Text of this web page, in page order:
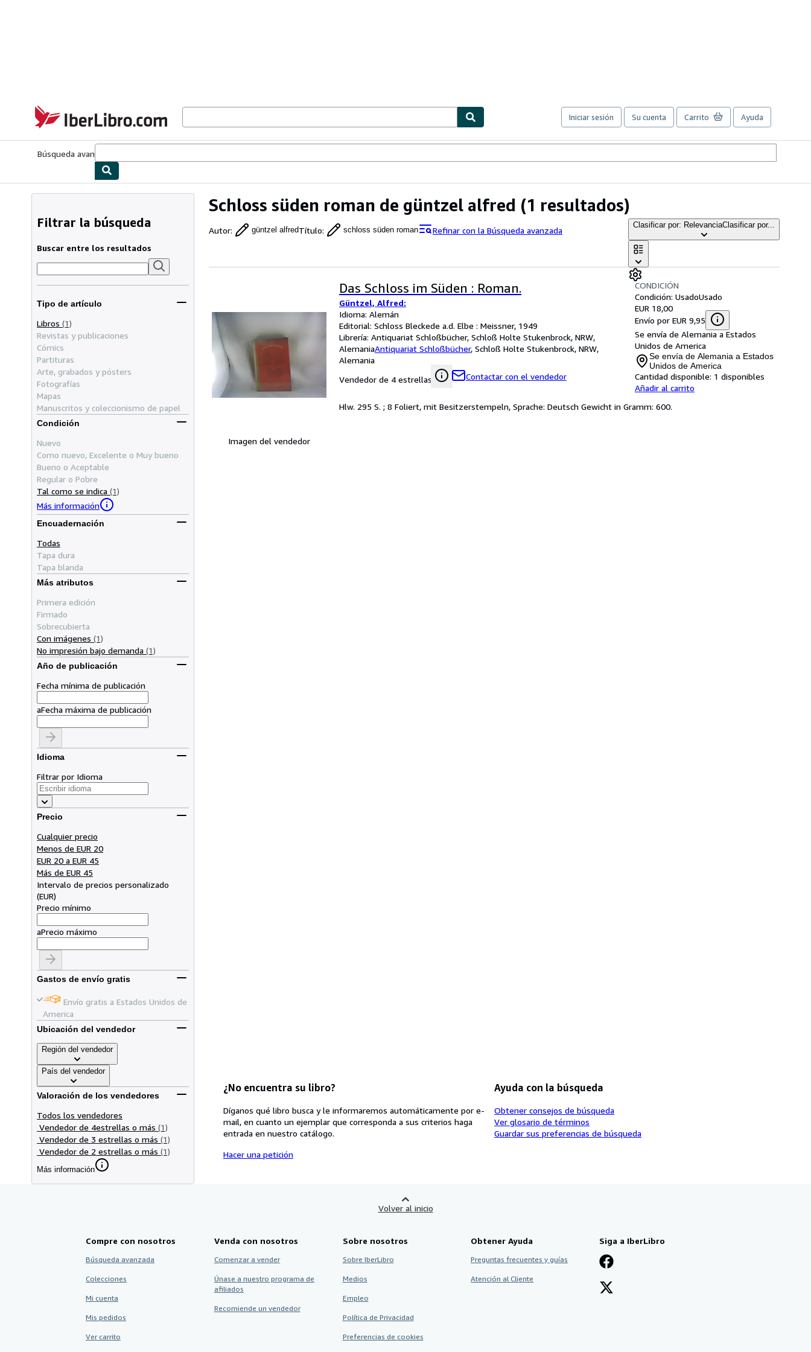
IberLibro.com
Iniciar sesión Su cuenta Carrito Ayuda
Búsqueda avanzada
Schloss süden roman de güntzel alfred (1 resultados)
Autor: güntzel alfredTítulo: schloss süden roman Refinar con la Búsqueda avanzada Clasificar por: RelevanciaClasificar por...
Filtrar la búsqueda
Buscar entre los resultados
Tipo de artículo
Libros (1)
Revistas y publicaciones
Cómics
Partituras
Arte, grabados y pósters
Fotografías
Mapas
Manuscritos y coleccionismo de papel
Condición
Nuevo
Como nuevo, Excelente o Muy bueno
Bueno o Aceptable
Regular o Pobre
Tal como se indica (1)
Más información
Encuadernación
Todas
Tapa dura
Tapa blanda
Más atributos
Primera edición
Firmado
Sobrecubierta
Con imágenes (1)
No impresión bajo demanda (1)
Año de publicación
Fecha mínima de publicación
aFecha máxima de publicación
Idioma
Filtrar por Idioma
Precio
Cualquier precio
Menos de EUR 20
EUR 20 a EUR 45
Más de EUR 45
Intervalo de precios personalizado
(EUR)
Precio mínimo
aPrecio máximo
Gastos de envío gratis
Envío gratis a Estados Unidos de
America
Ubicación del vendedor
Región del vendedor
País del vendedor
Valoración de los vendedores
Todos los vendedores
Vendedor de 4estrellas o más (1)
Vendedor de 3 estrellas o más (1)
Vendedor de 2 estrellas o más (1)
Más información
Imagen del vendedor
Das Schloss im Süden : Roman.
Güntzel, Alfred:
Idioma: Alemán
Editorial: Schloss Bleckede a.d. Elbe : Meissner, 1949
Librería: Antiquariat Schloßbücher, Schloß Holte Stukenbrock, NRW,
AlemaniaAntiquariat Schloßbücher, Schloß Holte Stukenbrock, NRW,
Alemania
Vendedor de 4 estrellas
Contactar con el vendedor
CONDICIÓN
Condición: UsadoUsado
EUR 18,00
Envío por EUR 9,95
Se envía de Alemania a Estados
Unidos de America
Se envía de Alemania a Estados
Unidos de America
Cantidad disponible: 1 disponibles
Añadir al carrito
Hlw. 295 S. ; 8 Foliert, mit Besitzerstempeln, Sprache: Deutsch Gewicht in Gramm: 600.
¿No encuentra su libro?
Díganos qué libro busca y le informaremos automáticamente por e-
mail, en cuanto un ejemplar que corresponda a sus criterios haga
entrada en nuestro catálogo.
Hacer una petición
Ayuda con la búsqueda
Obtener consejos de búsqueda
Ver glosario de términos
Guardar sus preferencias de búsqueda
Volver al inicio
Compre con nosotros
Búsqueda avanzada
Colecciones
Mi cuenta
Mis pedidos
Ver carrito
Venda con nosotros
Comenzar a vender
Únase a nuestro programa de
afiliados
Recomiende un vendedor
Sobre nosotros
Sobre IberLibro
Medios
Empleo
Política de Privacidad
Preferencias de cookies
Obtener Ayuda
Preguntas frecuentes y guías
Atención al Cliente
Siga a IberLibro